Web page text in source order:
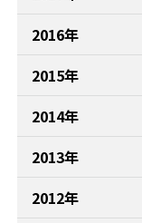
2016年
2015年
2014年
2013年
2012年